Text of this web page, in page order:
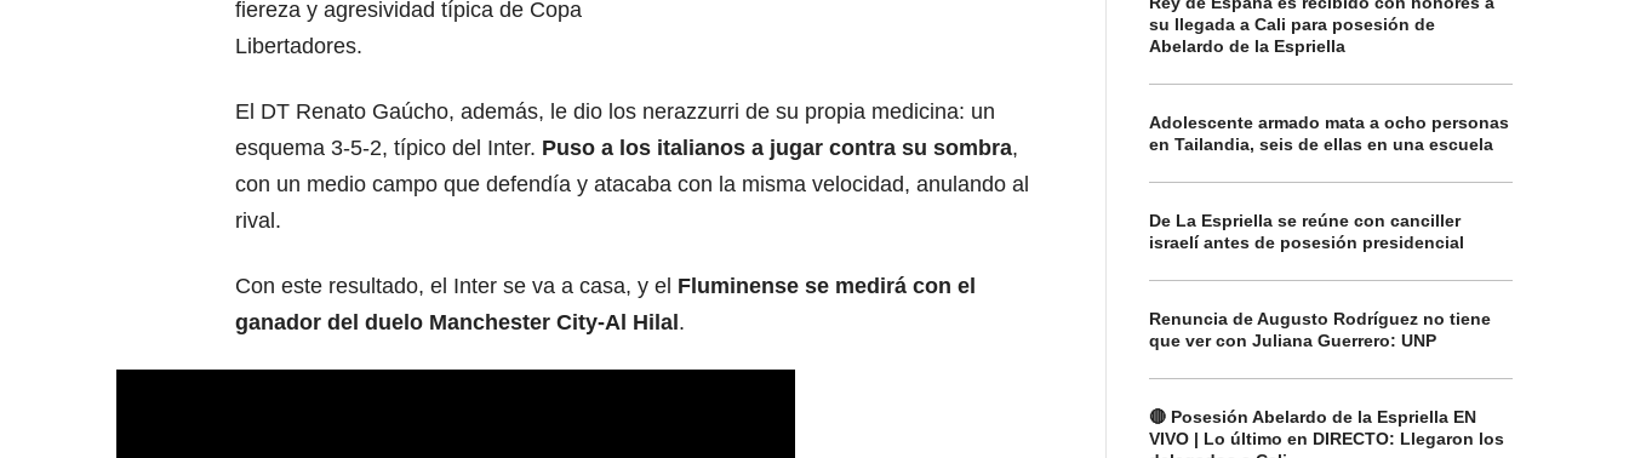
fiereza y agresividad típica de Copa
Libertadores.
El DT Renato Gaúcho, además, le dio los nerazzurri de su propia medicina: un
esquema 3-5-2, típico del Inter. Puso a los italianos a jugar contra su sombra,
con un medio campo que defendía y atacaba con la misma velocidad, anulando al
rival.
Con este resultado, el Inter se va a casa, y el Fluminense se medirá con el
ganador del duelo Manchester City-Al Hilal .
su llegada a Cali para posesión de
Abelardo de la Espriella
Adolescente armado mata a ocho personas
en Tailandia, seis de ellas en una escuela
De La Espriella se reúne con canciller
israelí antes de posesión presidencial
Renuncia de Augusto Rodríguez no tiene
que ver con Juliana Guerrero: UNP
🔴 Posesión Abelardo de la Espriella EN
VIVO | Lo último en DIRECTO: Llegaron los